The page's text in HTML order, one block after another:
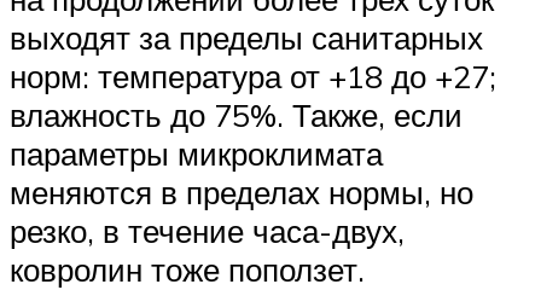
выходят за пределы санитарных
норм: температура от +18 до +27;
влажность до 75%. Также, если
параметры микроклимата
меняются в пределах нормы, но
резко, в течение часа-двух,
ковролин тоже поползет.